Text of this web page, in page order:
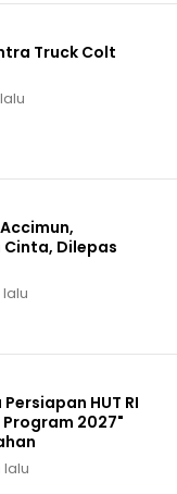
Truck Colt
Dilepas
lalu
HUT RI
Program 2027"
lalu